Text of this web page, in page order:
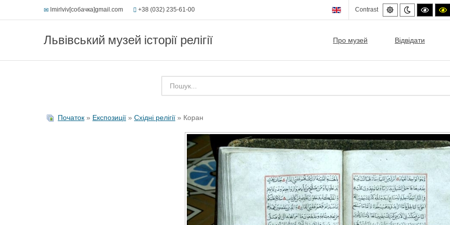
lmirlviv[собачка]gmail.com +38 (032) 235-61-00 Contrast
Default
mode
Night
mode
High
Львівський музей історії релігії Про музей Відвідати
Початок » Експозиції » Східні релігії » Коран